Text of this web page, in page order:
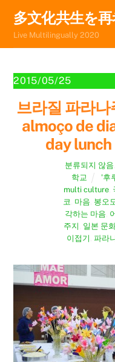
content
多文化共生を
Live Multilingually 2020
2015/05/25
브라질 파라나
almoço de
day
분류되지 않음
학교
'후
multi culture,
코 마음 봉오
각하는 마음
주지 일본 문
이접기 파라